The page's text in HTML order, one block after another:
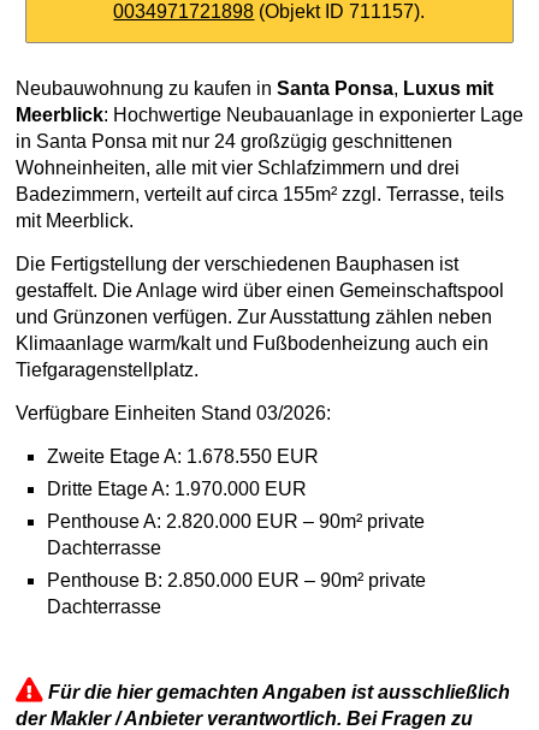
0034971721898 (Objekt ID 711157).
Neubauwohnung zu kaufen in Santa Ponsa, Luxus mit
Meerblick: Hochwertige Neubauanlage in exponierter Lage
in Santa Ponsa mit nur 24 großzügig geschnittenen
Wohneinheiten, alle mit vier Schlafzimmern und drei
Badezimmern, verteilt auf circa 155m² zzgl. Terrasse, teils
mit Meerblick.
Die Fertigstellung der verschiedenen Bauphasen ist
gestaffelt. Die Anlage wird über einen Gemeinschaftspool
und Grünzonen verfügen. Zur Ausstattung zählen neben
Klimaanlage warm/kalt und Fußbodenheizung auch ein
Tiefgaragenstellplatz.
Verfügbare Einheiten Stand 03/2026:
Zweite Etage A: 1.678.550 EUR
Dritte Etage A: 1.970.000 EUR
Penthouse A: 2.820.000 EUR – 90m² private
Dachterrasse
Penthouse B: 2.850.000 EUR – 90m² private
Dachterrasse
Für die hier gemachten Angaben ist ausschließlich
der Makler / Anbieter verantwortlich. Bei Fragen zu